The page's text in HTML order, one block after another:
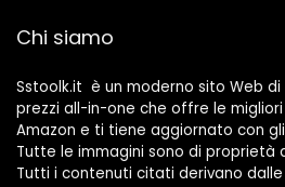
Chi siamo
Sstoolk.it è un moderno sito Web
prezzi all-in-one che offre le
Amazon e ti tiene aggiornato con
Tutte le immagini sono di proprietà
Tutti i contenuti citati derivano